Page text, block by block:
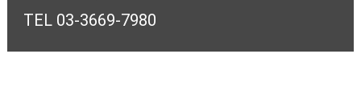
TEL 03-3669-7980